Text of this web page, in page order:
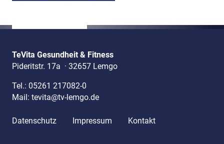
TeVita Gesundheit & Fitness
Pideritstr. 17a · 32657 Lemgo
Tel.: 05261 217082-0
Mail: tevita@tv-lemgo.de
Datenschutz Impressum Kontakt